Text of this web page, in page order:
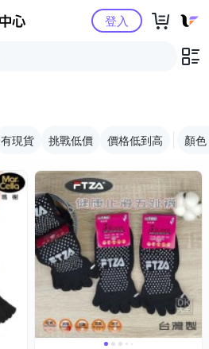
Yahoo購物中心登入
有現貨 挑戰低價 價格低到高 顏色